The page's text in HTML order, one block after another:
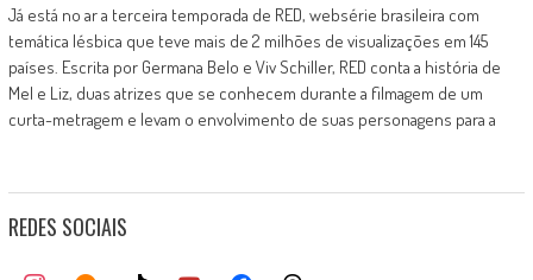
Já está no ar a terceira temporada de RED, websérie brasileira com
temática lésbica que teve mais de 2 milhões de visualizações em 145
países. Escrita por Germana Belo e Viv Schiller, RED conta a história de
Mel e Liz, duas atrizes que se conhecem durante a filmagem de um
curta-metragem e levam o envolvimento de suas personagens para a
REDES SOCIAIS